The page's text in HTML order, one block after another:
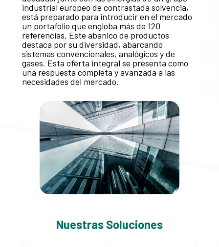
industrial europeo de contrastada solvencia,
está preparado para introducir en el mercado
un portafolio que engloba más de 120
referencias. Este abanico de productos
destaca por su diversidad, abarcando
sistemas convencionales, analógicos y de
gases. Esta oferta integral se presenta como
una respuesta completa y avanzada a las
necesidades del mercado.
Nuestras Soluciones